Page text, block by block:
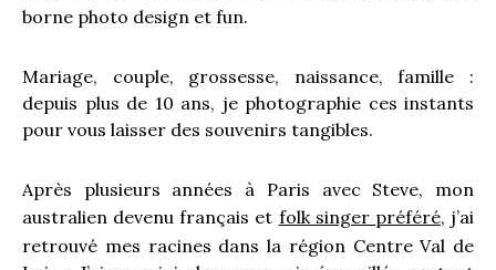
borne photo design et fun.
Mariage, couple, grossesse, naissance, famille :
depuis plus de 10 ans, je photographie ces instants
pour vous laisser des souvenirs tangibles.
Après plusieurs années à Paris avec Steve, mon
australien devenu français et folk singer préféré, j’ai
retrouvé mes racines dans la région Centre Val de